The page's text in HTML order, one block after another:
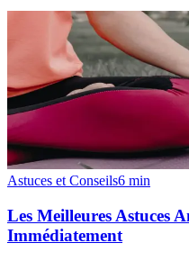
Astuces et Conseils6 min
Les Meilleures Astuces
Immédiatement